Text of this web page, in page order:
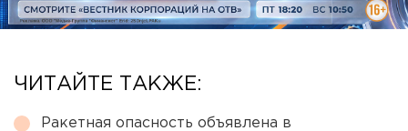
ЧИТАЙТЕ ТАКЖЕ:
Ракетная опасность объявлена в